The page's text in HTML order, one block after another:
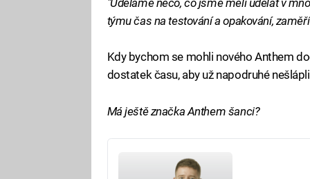
"Uděláme něco, co jsme měli udělat v
týmu čas na testování a opakování,
Kdy bychom se mohli nového Anthem
dostatek času, aby už napodruhé
Má ještě značka Anthem šanci?